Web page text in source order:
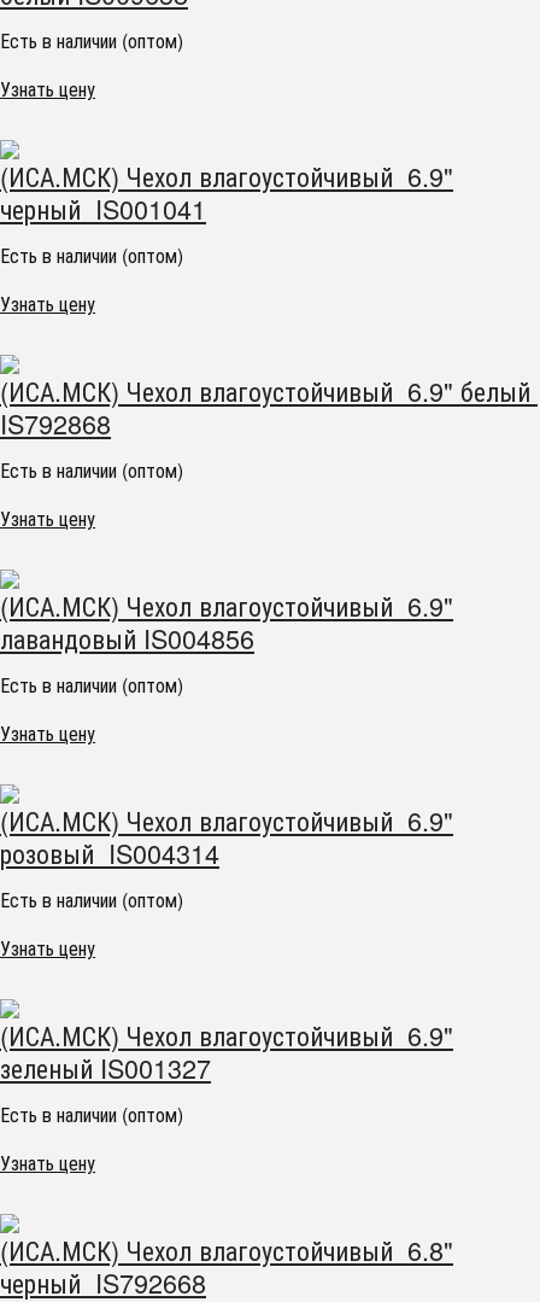
Есть в наличии (оптом)
Узнать цену
(ИСА.МСК) Чехол влагоустойчивый 6.9"
черный IS001041
Есть в наличии (оптом)
Узнать цену
(ИСА.МСК) Чехол влагоустойчивый 6.9" белый
IS792868
Есть в наличии (оптом)
Узнать цену
(ИСА.МСК) Чехол влагоустойчивый 6.9"
лавандовый IS004856
Есть в наличии (оптом)
Узнать цену
(ИСА.МСК) Чехол влагоустойчивый 6.9"
розовый IS004314
Есть в наличии (оптом)
Узнать цену
(ИСА.МСК) Чехол влагоустойчивый 6.9"
зеленый IS001327
Есть в наличии (оптом)
Узнать цену
(ИСА.МСК) Чехол влагоустойчивый 6.8"
черный IS792668